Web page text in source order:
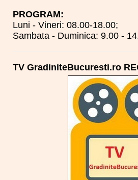
PROGRAM:
Luni - Vineri: 08.00-18.00;
Sambata - Duminica: 9.00 -
TV GradiniteBucuresti.ro